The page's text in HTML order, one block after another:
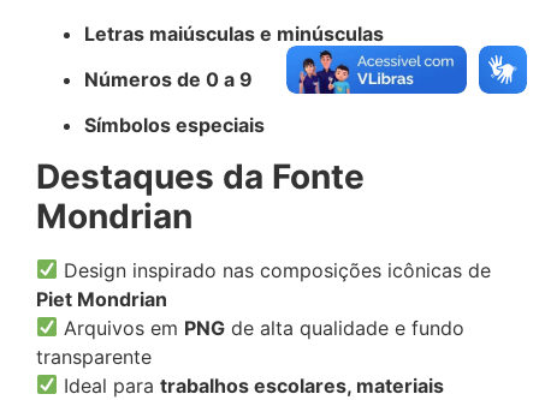
Letras maiúsculas e minúsculas
Números de 0 a 9
Símbolos especiais
Destaques da Fonte
Mondrian
Design inspirado nas composições icônicas de
Piet Mondrian
Arquivos em PNG de alta qualidade e fundo
transparente
Ideal paratrabalhos escolares, materiais